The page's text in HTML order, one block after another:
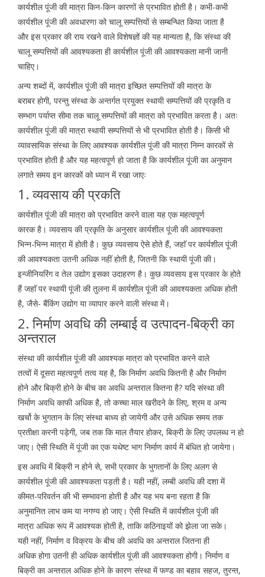
कार्यशील पूंजी की मात्रा किन-किन कारणों से प्रभावित होती है। कभी-कभी
कार्यशील पूंजी की अवधारणा को चालू सम्पत्तियों से सम्बन्धित किया जाता है
और इस प्रकार की राय रखने वाले विशेषज्ञों की यह मान्यता है, कि संस्था की
चालू सम्पत्तियों की आवश्यकता ही कार्यशील पूंजी की आवश्यकता मानी जानी
चाहिए।
अन्य शब्दों में, कार्यशील पूंजी की मात्रा इच्छित सम्पत्तियों की मात्रा के
बराबर होगी, परन्तु संस्था के अन्तर्गत प्रयुक्त स्थायी सम्पत्तियों की प्रकृति व
सम्भाग पर्याप्त सीमा तक चालू सम्पत्तियों की मात्रा को प्रभावित करता है। अतः
कार्यशील पूंजी की मात्रा स्थायी सम्पत्तियों से भी प्रभावित होती है। किसी भी
व्यावसायिक संस्था के लिए आवश्यक कार्यशील पूंजी की मात्रा निम्न कारकों से
प्रभावित होती है और यह महत्वपूर्ण हो जाता है कि कार्यशील पूंजी का अनुमान
लगाते समय इन कारकों को ध्यान में रखा जाएः
1. व्यवसाय की प्रकति
कार्यशील पूंजी की मात्रा को प्रभावित करने वाला यह एक महत्वपूर्ण
कारक है। व्यवसाय की प्रकृति के अनुसार कार्यशील पूंजी की आवश्यकता
भिन्न-भिन्न मात्रा में होती है। कुछ व्यवसाय ऐसे होते हैं, जहाॅ पर कार्यशील पूंजी
की आवश्यकता उतनी अधिक नहीं होती है, जितनी कि स्थायी पूंजी की।
इन्जीनियरिंग व तेल उद्योग इसका उदाहरण है। कुछ व्यवसाय इस प्रकार के होते
हैं जहाॅ पर स्थायी पूंजी की तुलना में कार्यशील पूंजी की आवश्यकता अधिक होती
है, जैसे- बैंकिंग उद्योग या व्यापार करने वाली संस्था में।
2. निर्माण अवधि की लम्बाई व उत्पादन-बिक्री का
अन्तराल
संस्था की कार्यशील पूंजी की आवश्यक मात्रा को प्रभावित करने वाले
तत्वों में दूसरा महत्वपूर्ण तत्व यह है, कि निर्माण अवधि कितनी है और निर्माण
होने और बिक्री होने के बीच का अवधि अन्तराल कितना है? यदि संस्था की
निर्माण अवधि काफी अधिक है, तो कच्चा माल खरीदने के लिए, श्रम व अन्य
खर्चो के भुगतान के लिए संस्था बाध्य हो जायेगी और उसे अधिक समय तक
प्रतीक्षा करनी पड़ेगी, जब तक कि माल तैयार होकर, बिक्री के लिए उपलब्ध न हो
जाए। ऐसी स्थिति में पूंजी का एक यथेष्ट भाग निर्माण कार्य में बंधित हो जायेगा।
इस अवधि में बिक्री न होने से, सभी प्रकार के भुगतानों के लिए अलग से
कार्यशील पूंजी की आवश्यकता पड़ती है। यही नहीं, लम्बी अवधि की दशा में
कीमत-परिवर्तन की भी सम्भावना होती है और यह भय बना रहता है कि
अनुमानित लाभ कम या नगण्य हो जाए। ऐसी स्थिति में कार्यशील पूंजी की
मात्रा अधिक रूप में आवश्यक होती है, ताकि कठिनाइयों को झेला जा सके।
यही नहीं, निर्माण व विक्रय के बीच की अवधि का अन्तराल जितना ही
अधिक होगा उतनी ही अधिक कार्यशील पूंजी की आवश्यकता होगी। निर्माण व
बिक्री का अन्तराल अधिक होने के कारण संस्था में फण्ड का बहाव सहज, तुरन्त,